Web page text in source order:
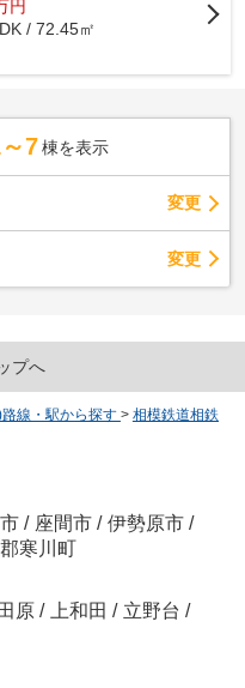
円
/ 72.45㎡
7 棟を表示
変更
変更
プへ
線・駅から探す > 相模鉄道相鉄
/ 座間市 / 伊勢原市 /
寒川町
原 / 上和田 / 立野台 /